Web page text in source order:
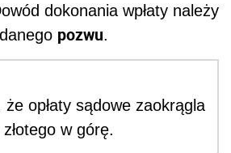
dokonania wpłaty należy
pozwu.
opłaty sądowe zaokrągla
w górę.